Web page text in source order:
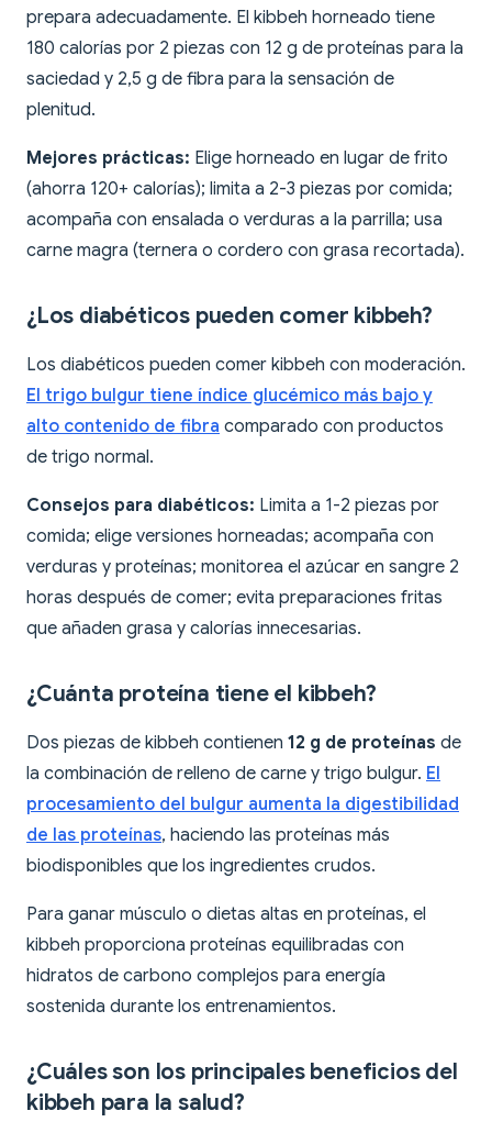
prepara adecuadamente. El kibbeh horneado tiene
180 calorías por 2 piezas con 12 g de proteínas para la
saciedad y 2,5 g de fibra para la sensación de
plenitud.
Mejores prácticas: Elige horneado en lugar de frito
(ahorra 120+ calorías); limita a 2-3 piezas por comida;
acompaña con ensalada o verduras a la parrilla; usa
carne magra (ternera o cordero con grasa recortada).
¿Los diabéticos pueden comer kibbeh?
Los diabéticos pueden comer kibbeh con moderación.
El trigo bulgur tiene índice glucémico más bajo y
alto contenido de fibra comparado con productos
de trigo normal.
Consejos para diabéticos: Limita a 1-2 piezas por
comida; elige versiones horneadas; acompaña con
verduras y proteínas; monitorea el azúcar en sangre 2
horas después de comer; evita preparaciones fritas
que añaden grasa y calorías innecesarias.
¿Cuánta proteína tiene el kibbeh?
Dos piezas de kibbeh contienen 12 g de proteínas de
la combinación de relleno de carne y trigo bulgur. El
procesamiento del bulgur aumenta la digestibilidad
de las proteínas, haciendo las proteínas más
biodisponibles que los ingredientes crudos.
Para ganar músculo o dietas altas en proteínas, el
kibbeh proporciona proteínas equilibradas con
hidratos de carbono complejos para energía
sostenida durante los entrenamientos.
¿Cuáles son los principales beneficios del
kibbeh para la salud?